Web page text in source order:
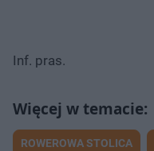
Inf. pras.
ROWEROWA STOLICA